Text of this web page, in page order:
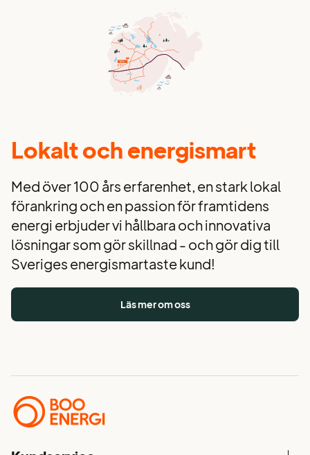
Lokalt och energismart
Med över 100 års erfarenhet, en stark lokal
förankring och en passion för framtidens
energi erbjuder vi hållbara och innovativa
lösningar som gör skillnad - och gör dig till
Sveriges energismartaste kund!
Läs mer om oss